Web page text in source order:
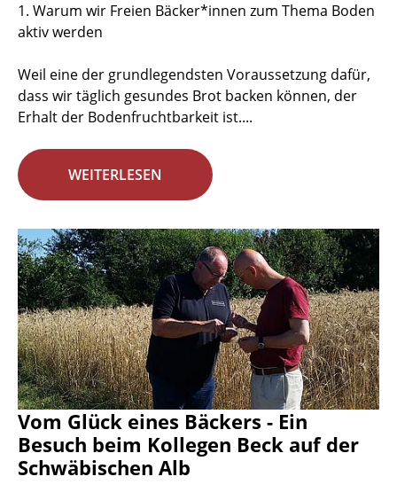
1. Warum wir Freien Bäcker*innen zum Thema Boden
aktiv werden
Weil eine der grundlegendsten Voraussetzung dafür,
dass wir täglich gesundes Brot backen können, der
Erhalt der Bodenfruchtbarkeit ist....
WEITERLESEN
Vom Glück eines Bäckers - Ein
Besuch beim Kollegen Beck auf der
Schwäbischen Alb